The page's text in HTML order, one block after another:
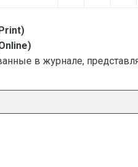
в журнале,